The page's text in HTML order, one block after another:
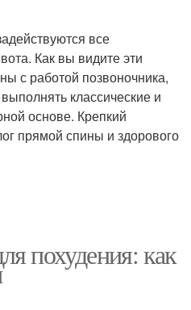
все
Как вы видите эти
с работой позвоночника,
классические и
основе. Крепкий
прямой спины и здорового
похудения: как